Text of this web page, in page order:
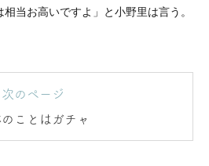
当お高いですよ」と小野里は言う。
次のページ
ことはガチャ